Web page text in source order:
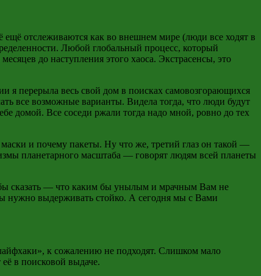
ещё отслеживаются как во внешнем мире (люди все ходят в
Любой глобальный процесс, который
до наступления этого хаоса. Экстрасенсы, это
я перерыла весь свой дом в поисках самовозгорающихся
все возможные варианты. Видела тогда, что люди будут
домой. Все соседи ржали тогда надо мной, ровно до тех
и почему пакеты. Ну что же, третий глаз он такой —
планетарного масштаба — говорят людям всей планеты
бы сказать — что каким бы унылым и мрачным Вам не
нужно выдерживать стойко. А сегодня мы с Вами
к сожалению не подходят. Слишком мало
в поисковой выдаче.